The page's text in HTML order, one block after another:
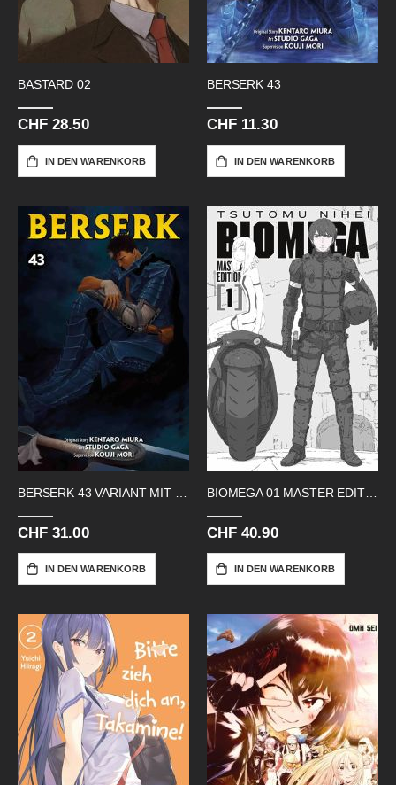
BASTARD 02
CHF 28.50
IN DEN WARENKORB
BERSERK 43
CHF 11.30
IN DEN WARENKORB
CHF 31.00
IN DEN WARENKORB
BIOMEGA 01 MASTER EDITION
CHF 40.90
IN DEN WARENKORB